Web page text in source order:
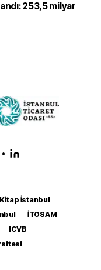
253,5 milyar
•
Kitap İstanbul
İTOSAM
ICVB